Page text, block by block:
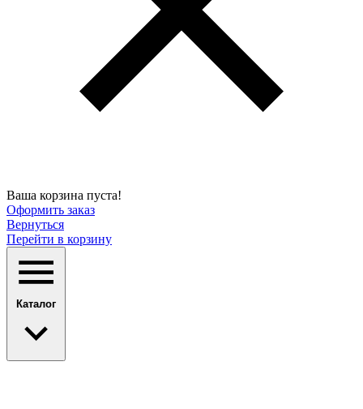
Ваша корзина пуста!
Оформить заказ
Вернуться
Перейти в корзину
Каталог